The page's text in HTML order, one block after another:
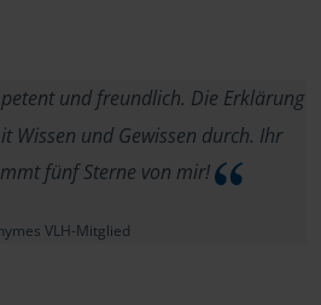
und freundlich. Die Erklärung
Wissen und Gewissen durch. Ihr
fünf Sterne von mir!
VLH-Mitglied